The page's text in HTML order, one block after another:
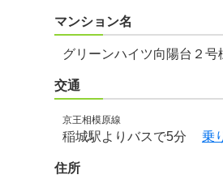
マンション名
グリーンハイツ向陽台２号
交通
京王相模原線
稲城駅よりバスで5分 乗
住所